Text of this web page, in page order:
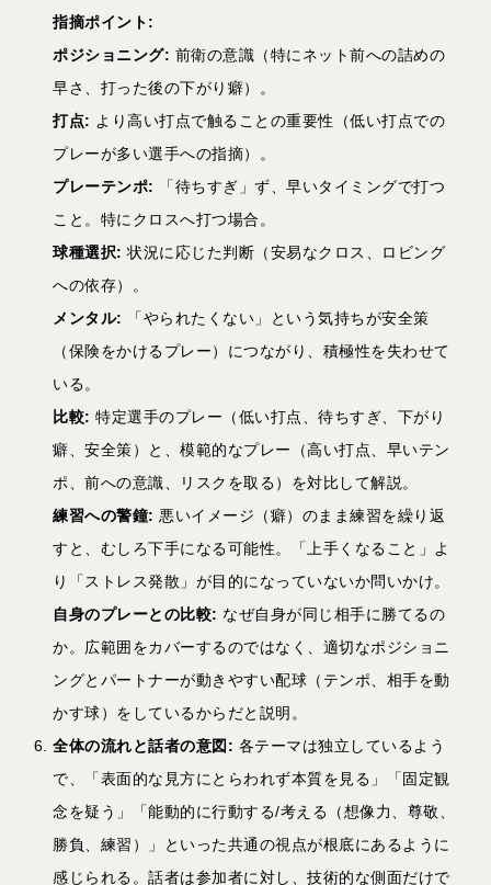
指摘ポイント:
ポジショニング: 前衛の意識（特にネット前への詰めの
早さ、打った後の下がり癖）。
打点: より高い打点で触ることの重要性（低い打点での
プレーが多い選手への指摘）。
プレーテンポ:
「待ちすぎ」ず、早いタイミングで打つ
こと。特にクロスへ打つ場合。
球種選択: 状況に応じた判断（安易なクロス、ロビング
への依存）。
メンタル:
「やられたくない」という気持ちが安全策
（保険をかけるプレー）につながり、積極性を失わせて
いる。
比較: 特定選手のプレー（低い打点、待ちすぎ、下がり
癖、安全策）と、模範的なプレー（高い打点、早いテン
ポ、前への意識、リスクを取る）を対比して解説。
練習への警鐘: 悪いイメージ（癖）のまま練習を繰り返
すと、むしろ下手になる可能性。「上手くなること」よ
り「ストレス発散」が目的になっていないか問いかけ。
自身のプレーとの比較: なぜ自身が同じ相手に勝てるの
か。広範囲をカバーするのではなく、適切なポジショニ
ングとパートナーが動きやすい配球（テンポ、相手を動
かす球）をしているからだと説明。
全体の流れと話者の意図: 各テーマは独立しているよう
で、「表面的な見方にとらわれず本質を見る」「固定観
念を疑う」「能動的に行動する/考える（想像力、尊敬、
勝負、練習）」といった共通の視点が根底にあるように
感じられる。話者は参加者に対し、技術的な側面だけで